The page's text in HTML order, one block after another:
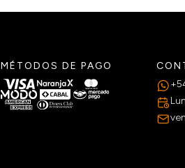
MÉTODOS DE PAGO